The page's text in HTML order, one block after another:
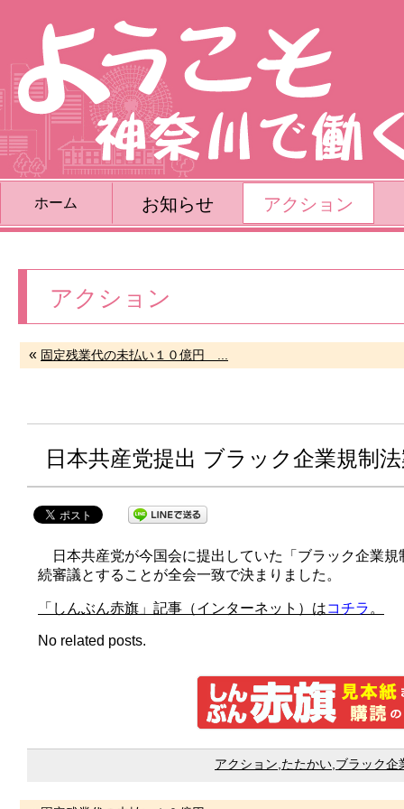
ホーム お知らせ アクション
アクション
« 固定残業代の未払い１０億円＿...
日本共産党提出 ブラック企業規制
日本共産党が今国会に提出していた「ブラック企業規
続審議とすることが全会一致で決まりました。
「しんぶん赤旗」記事（インターネット）はコチラ 。
No related posts.
アクション たたかい ブラック企